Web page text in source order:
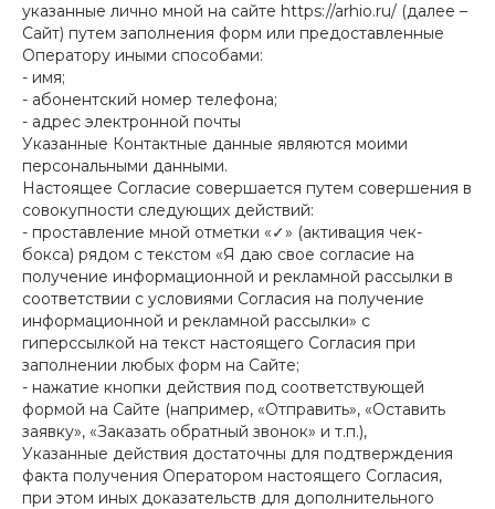
указанные лично мной на сайте https://arhio.ru/ (далее –
Сайт) путем заполнения форм или предоставленные
Оператору иными способами:
- имя;
- абонентский номер телефона;
- адрес электронной почты
Указанные Контактные данные являются моими
персональными данными.
Настоящее Согласие совершается путем совершения в
совокупности следующих действий:
- проставление мной отметки «✓» (активация чек-
бокса) рядом с текстом «Я даю свое согласие на
получение информационной и рекламной рассылки в
соответствии с условиями Согласия на получение
информационной и рекламной рассылки» с
гиперссылкой на текст настоящего Согласия при
заполнении любых форм на Сайте;
- нажатие кнопки действия под соответствующей
формой на Сайте (например, «Отправить», «Оставить
заявку», «Заказать обратный звонок» и т.п.),
Указанные действия достаточны для подтверждения
факта получения Оператором настоящего Согласия,
при этом иных доказательств для дополнительного